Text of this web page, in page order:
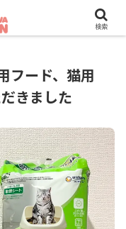
敵な出会いを。
フード、猫用
きました
検索